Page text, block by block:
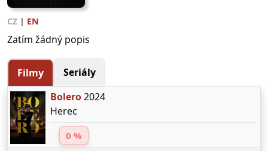
CZ | EN
Zatím žádný popis
Filmy
Seriály
Bolero2024
Herec
0 %